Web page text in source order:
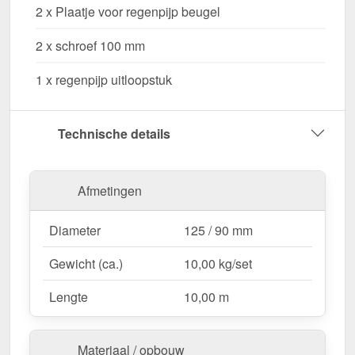
Waarom Stalen dakgoot voordeelpakket 10,00
m?
Hoogwaardig Staal– Duurzaam, stabiel &
125 / 90 mm diameter.
UV- en corrosiebestendig
Complete set voor veilige installatie
belangrijke onderdelen inbegrepen.
Garantie– 15 jaar voor langdurige kwaliteit &
veiligheid.
Ideaal voor de volgende toepassingen:
2 x Plaatje voor regenpijp beugel
2 x schroef 100 mm
1 x regenpijp uitloopstuk
Technische details
Afmetingen
Diameter
125 / 90 mm
Gewicht (ca.)
10,00 kg/set
Lengte
10,00 m
Materiaal / opbouw